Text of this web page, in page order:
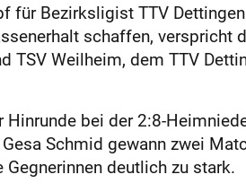
Bezirksligist TTV
schaffen, verspricht
TSV Weilheim, dem TTV
bei der 2:8-
Schmid gewann zwei
deutlich zu stark.